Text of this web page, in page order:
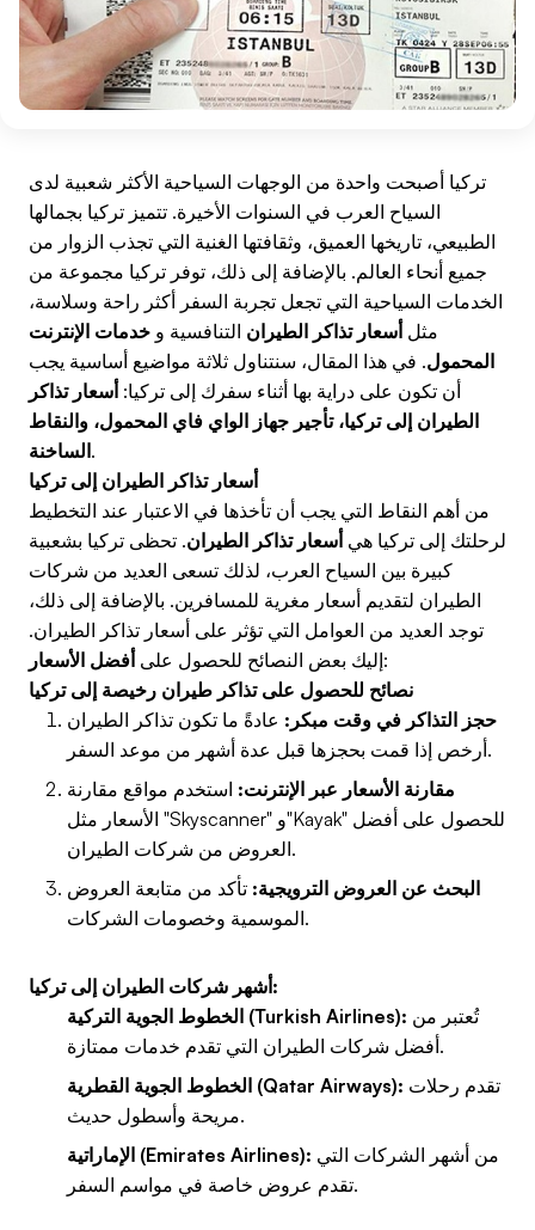
تركيا أصبحت واحدة من الوجهات السياحية الأكثر شعبية لدى
السياح العرب في السنوات الأخيرة. تتميز تركيا بجمالها
الطبيعي، تاريخها العميق، وثقافتها الغنية التي تجذب الزوار من
جميع أنحاء العالم. بالإضافة إلى ذلك، توفر تركيا مجموعة من
الخدمات السياحية التي تجعل تجربة السفر أكثر راحة وسلاسة،
مثل أسعار تذاكر الطيران التنافسية و خدمات الإنترنت
المحمول. في هذا المقال، سنتناول ثلاثة مواضيع أساسية يجب
أن تكون على دراية بها أثناء سفرك إلى تركيا: أسعار تذاكر
الطيران إلى تركيا، تأجير جهاز الواي فاي المحمول، والنقاط
الساخنة.
أسعار تذاكر الطيران إلى تركيا
من أهم النقاط التي يجب أن تأخذها في الاعتبار عند التخطيط
لرحلتك إلى تركيا هي أسعار تذاكر الطيران. تحظى تركيا بشعبية
كبيرة بين السياح العرب، لذلك تسعى العديد من شركات
الطيران لتقديم أسعار مغرية للمسافرين. بالإضافة إلى ذلك،
توجد العديد من العوامل التي تؤثر على أسعار تذاكر الطيران.
إليك بعض النصائح للحصول على أفضل الأسعار
:
نصائح للحصول على تذاكر طيران رخيصة إلى تركيا
حجز التذاكر في وقت مبكر: عادةً ما تكون تذاكر الطيران
أرخص إذا قمت بحجزها قبل عدة أشهر من موعد السفر.
مقارنة الأسعار عبر الإنترنت: استخدم مواقع مقارنة
الأسعار مثل "Skyscanner" و"Kayak" للحصول على أفضل
العروض من شركات الطيران.
البحث عن العروض الترويجية: تأكد من متابعة العروض
الموسمية وخصومات الشركات.
أشهر شركات الطيران إلى تركيا:
الخطوط الجوية التركية (Turkish Airlines):
أفضل شركات الطيران التي تقدم خدمات ممتازة.
الخطوط الجوية القطرية (Qatar Airways):
مريحة وأسطول حديث.
الإماراتية (Emirates Airlines):
تقدم عروض خاصة في مواسم السفر.